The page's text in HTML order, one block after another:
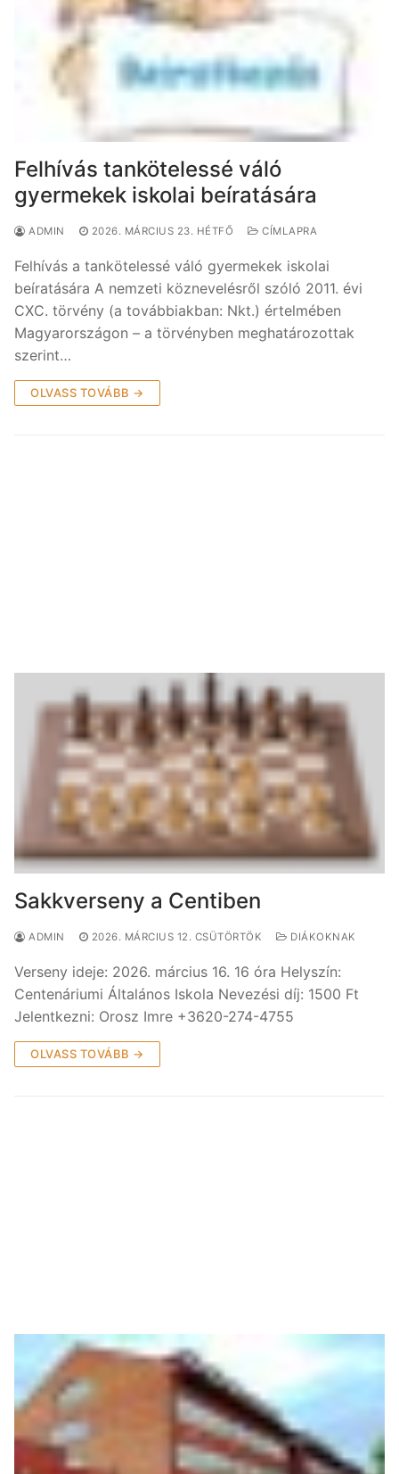
Felhívás tankötelessé váló
gyermekek iskolai beíratására
ADMIN 2026. MÁRCIUS 23. HÉTFŐ CÍMLAPRA
Felhívás a tankötelessé váló gyermekek iskolai
beíratására A nemzeti köznevelésről szóló 2011. évi
CXC. törvény (a továbbiakban: Nkt.) értelmében
Magyarországon – a törvényben meghatározottak
szerint…
OLVASS TOVÁBB →
Sakkverseny a Centiben
ADMIN 2026. MÁRCIUS 12. CSÜTÖRTÖK DIÁKOKNAK
Verseny ideje: 2026. március 16. 16 óra Helyszín:
Centenáriumi Általános Iskola Nevezési díj: 1500 Ft
Jelentkezni: Orosz Imre +3620-274-4755
OLVASS TOVÁBB →